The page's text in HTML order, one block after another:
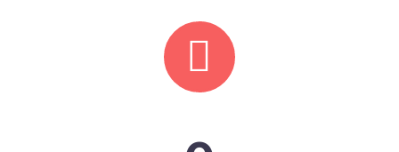

